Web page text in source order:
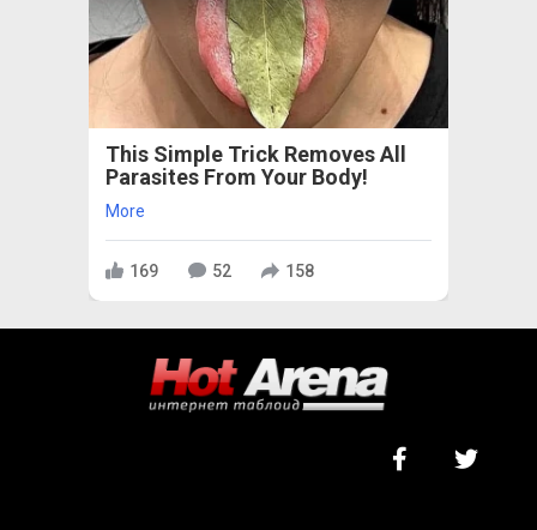
This Simple Trick Removes All
Parasites From Your Body!
More
169 52 158